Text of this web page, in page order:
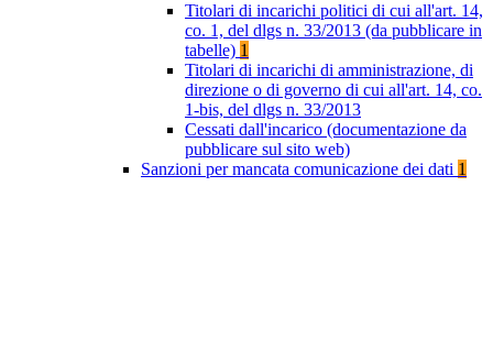
Titolari di incarichi politici di cui all'art. 14,
co. 1, del dlgs n. 33/2013 (da pubblicare in
tabelle) 1
Titolari di incarichi di amministrazione, di
direzione o di governo di cui all'art. 14, co.
1-bis, del dlgs n. 33/2013
Cessati dall'incarico (documentazione da
pubblicare sul sito web)
Sanzioni per mancata comunicazione dei dati 1